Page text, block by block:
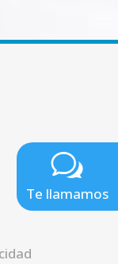
Te llamamos